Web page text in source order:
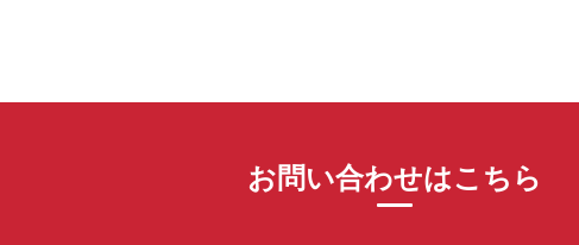
お問い合わせはこちら